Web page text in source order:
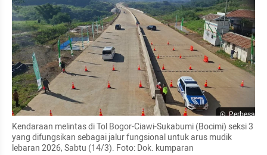
Perbesar
Kendaraan melintas di Tol Bogor-Ciawi-Sukabumi (Bocimi) seksi 3
yang difungsikan sebagai jalur fungsional untuk arus mudik
lebaran 2026, Sabtu (14/3). Foto: Dok. kumparan